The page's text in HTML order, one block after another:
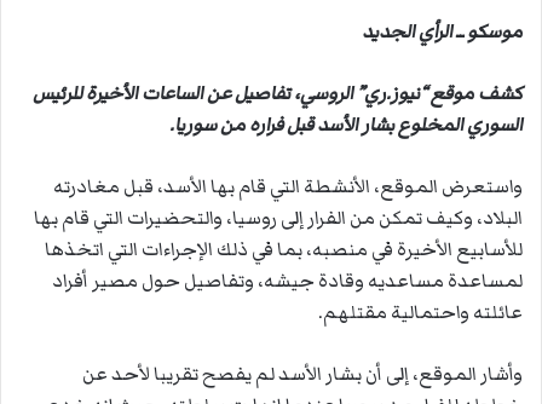
ي
موسكو ــ الرأي الجديد
كشف موقع “نيوز.ري” الروسي، تفاصيل عن الساعات الأخيرة للرئيس
السوري المخلوع بشار الأسد قبل فراره من سوريا.
واستعرض الموقع، الأنشطة التي قام بها الأسد، قبل مغادرته
البلاد، وكيف تمكن من الفرار إلى روسيا، والتحضيرات التي قام بها
للأسابيع الأخيرة في منصبه، بما في ذلك الإجراءات التي اتخذها
لمساعدة مساعديه وقادة جيشه، وتفاصيل حول مصير أفراد
عائلته واحتمالية مقتلهم.
وأشار الموقع، إلى أن بشار الأسد لم يفصح تقريبا لأحد عن